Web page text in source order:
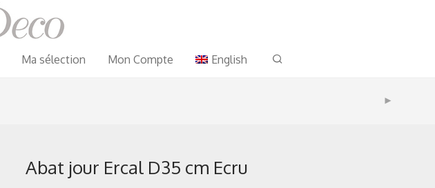
Ma sélection Mon Compte English
Abat jour Ercal D35 cm Ecru